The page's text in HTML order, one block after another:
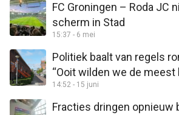
FC Groningen – Roda JC
scherm in Stad
15:37 - 6 mei
Politiek baalt van regels
“Ooit wilden we de
van het land zijn”
14:52 - 15 juni
Fracties dringen opnieuw